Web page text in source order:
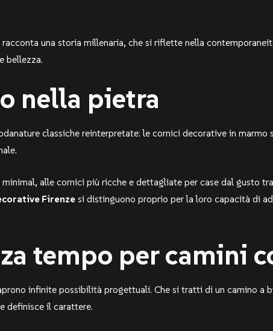
una storia millenaria, che si riflette nella
bellezza.
nella pietra
classiche reinterpretate: le cornici decorative in
alle cornici più ricche e dettagliate per case dal gusto
Firenze si distinguono proprio per la loro capacità di
tempo per camini
infinite possibilità progettuali. Che si tratti di un camino a
definisce il carattere.